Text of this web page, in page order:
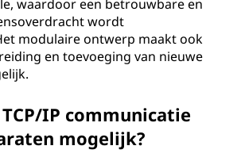
waardoor een betrouwbare en
wordt
modulaire ontwerp maakt ook
en toevoeging van nieuwe
IP communicatie
mogelijk?